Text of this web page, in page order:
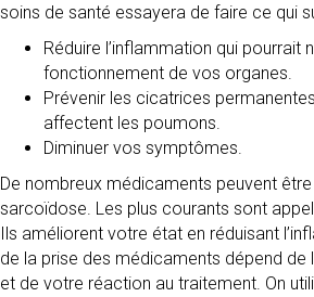
soins de santé essayera de faire ce qui
Réduire l’inflammation qui pourrait
fonctionnement de vos organes.
Prévenir les cicatrices
affectent les poumons.
Diminuer vos symptômes.
De nombreux médicaments peuvent
sarcoïdose. Les plus courants sont
Ils améliorent votre état en réduisant
de la prise des médicaments dépend de
et de votre réaction au traitement. On